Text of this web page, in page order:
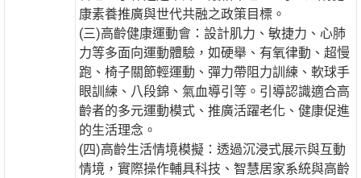
康素養推廣與世代共融之政策目標。
(三)高齡健康運動會：設計肌力、敏捷力、心肺
力等多面向運動體驗，如硬舉、有氧律動、超慢
跑、椅子關節輕運動、彈力帶阻力訓練、軟球手
眼訓練、八段錦、氣血導引等。引導認識適合高
齡者的多元運動模式、推廣活躍老化、健康促進
的生活理念。
(四)高齡生活情境模擬：透過沉浸式展示與互動
情境，實際操作輔具科技、智慧居家系統與高齡